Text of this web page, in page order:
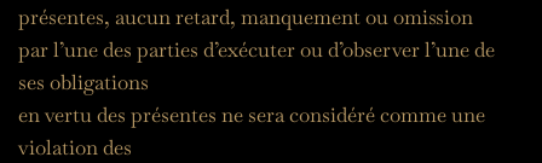
présentes, aucun retard, manquement ou omission
par l’une des parties d’exécuter ou d’observer l’une de
ses obligations
en vertu des présentes ne sera considéré comme une
violation des